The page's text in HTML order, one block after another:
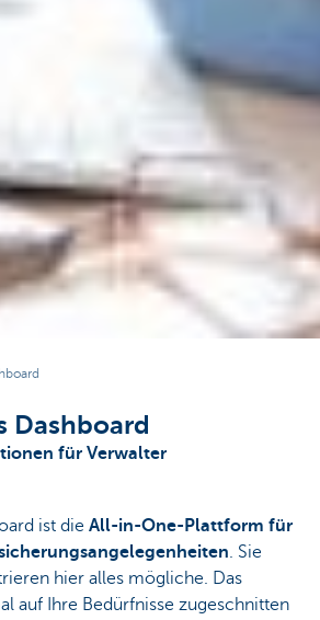
Dashboard
für Verwalter
ist die All-in-One-Plattform für
. Sie
hier alles mögliche. Das
auf Ihre Bedürfnisse zugeschnitten